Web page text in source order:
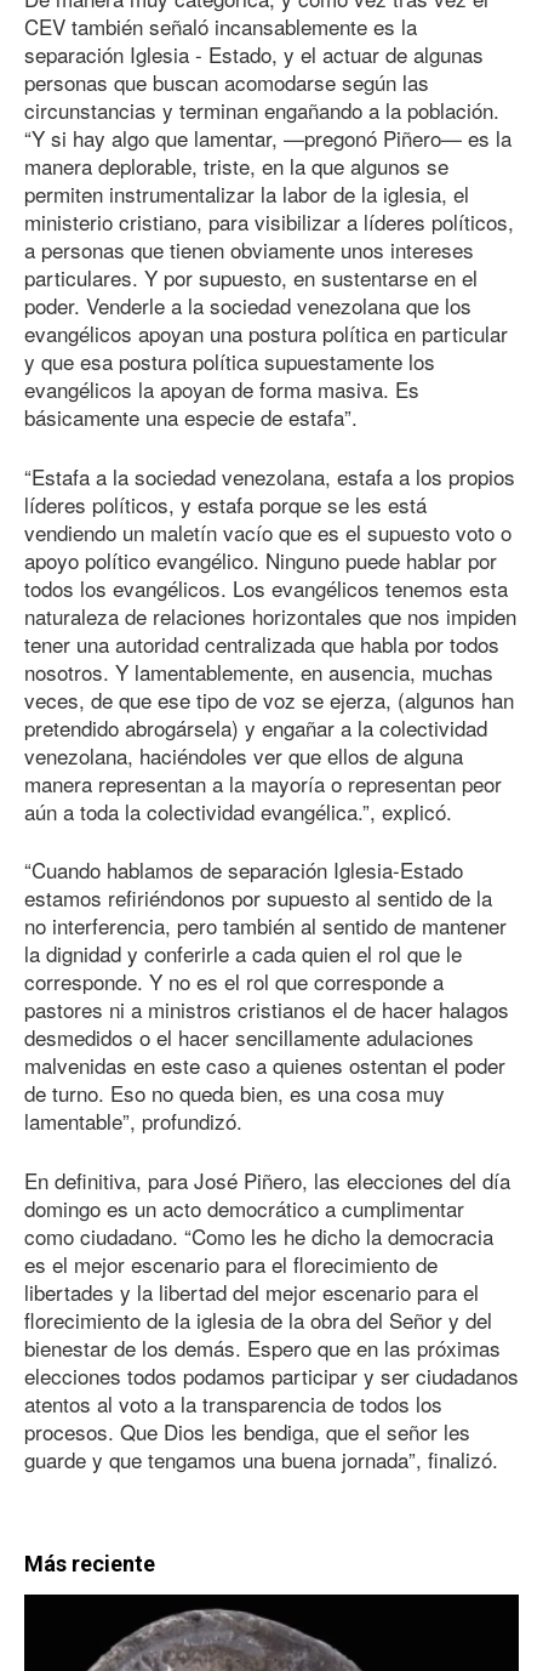
CEV también señaló incansablemente es la
separación Iglesia - Estado, y el actuar de algunas
personas que buscan acomodarse según las
circunstancias y terminan engañando a la población.
“Y si hay algo que lamentar, —pregonó Piñero— es la
manera deplorable, triste, en la que algunos se
permiten instrumentalizar la labor de la iglesia, el
ministerio cristiano, para visibilizar a líderes políticos,
a personas que tienen obviamente unos intereses
particulares. Y por supuesto, en sustentarse en el
poder. Venderle a la sociedad venezolana que los
evangélicos apoyan una postura política en particular
y que esa postura política supuestamente los
evangélicos la apoyan de forma masiva. Es
básicamente una especie de estafa”.
“Estafa a la sociedad venezolana, estafa a los propios
líderes políticos, y estafa porque se les está
vendiendo un maletín vacío que es el supuesto voto o
apoyo político evangélico. Ninguno puede hablar por
todos los evangélicos. Los evangélicos tenemos esta
naturaleza de relaciones horizontales que nos impiden
tener una autoridad centralizada que habla por todos
nosotros. Y lamentablemente, en ausencia, muchas
veces, de que ese tipo de voz se ejerza, (algunos han
pretendido abrogársela) y engañar a la colectividad
venezolana, haciéndoles ver que ellos de alguna
manera representan a la mayoría o representan peor
aún a toda la colectividad evangélica.”, explicó.
“Cuando hablamos de separación Iglesia-Estado
estamos refiriéndonos por supuesto al sentido de la
no interferencia, pero también al sentido de mantener
la dignidad y conferirle a cada quien el rol que le
corresponde. Y no es el rol que corresponde a
pastores ni a ministros cristianos el de hacer halagos
desmedidos o el hacer sencillamente adulaciones
malvenidas en este caso a quienes ostentan el poder
de turno. Eso no queda bien, es una cosa muy
lamentable”, profundizó.
En definitiva, para José Piñero, las elecciones del día
domingo es un acto democrático a cumplimentar
como ciudadano. “Como les he dicho la democracia
es el mejor escenario para el florecimiento de
libertades y la libertad del mejor escenario para el
florecimiento de la iglesia de la obra del Señor y del
bienestar de los demás. Espero que en las próximas
elecciones todos podamos participar y ser ciudadanos
atentos al voto a la transparencia de todos los
procesos. Que Dios les bendiga, que el señor les
guarde y que tengamos una buena jornada”, finalizó.
Más reciente